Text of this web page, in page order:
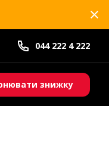
044 222 4 222
знижку